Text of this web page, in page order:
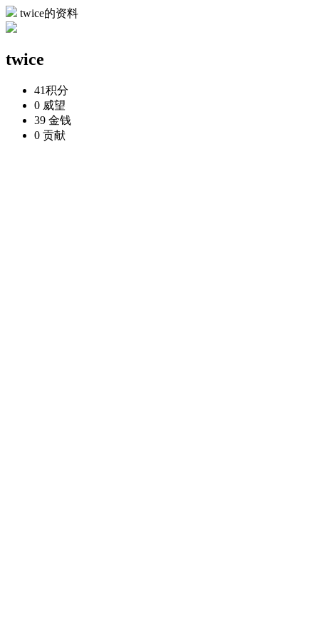
twice的资料
twice
41积分
0 威望
39 金钱
0 贡献